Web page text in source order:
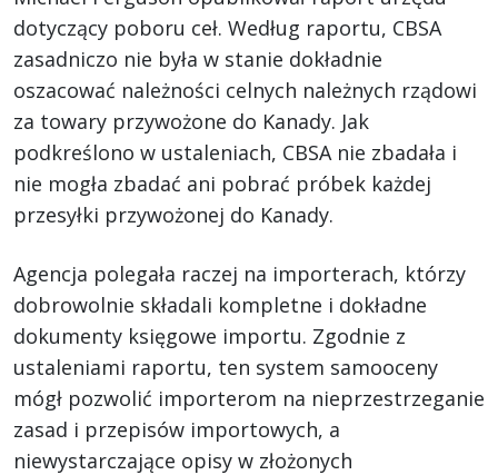
dotyczący poboru ceł. Według raportu, CBSA
zasadniczo nie była w stanie dokładnie
oszacować należności celnych należnych rządowi
za towary przywożone do Kanady. Jak
podkreślono w ustaleniach, CBSA nie zbadała i
nie mogła zbadać ani pobrać próbek każdej
przesyłki przywożonej do Kanady.
Agencja polegała raczej na importerach, którzy
dobrowolnie składali kompletne i dokładne
dokumenty księgowe importu. Zgodnie z
ustaleniami raportu, ten system samooceny
mógł pozwolić importerom na nieprzestrzeganie
zasad i przepisów importowych, a
niewystarczające opisy w złożonych